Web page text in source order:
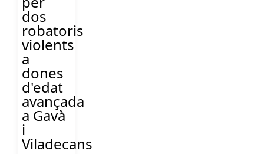
dos
robatoris
violents
a
dones
d'edat
avançada
a Gavà
i
Viladecans